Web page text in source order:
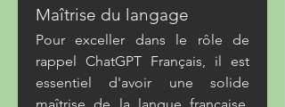
Maîtrise du langage
Pour exceller dans le rôle de
rappel ChatGPT Français, il est
essentiel d'avoir une solide